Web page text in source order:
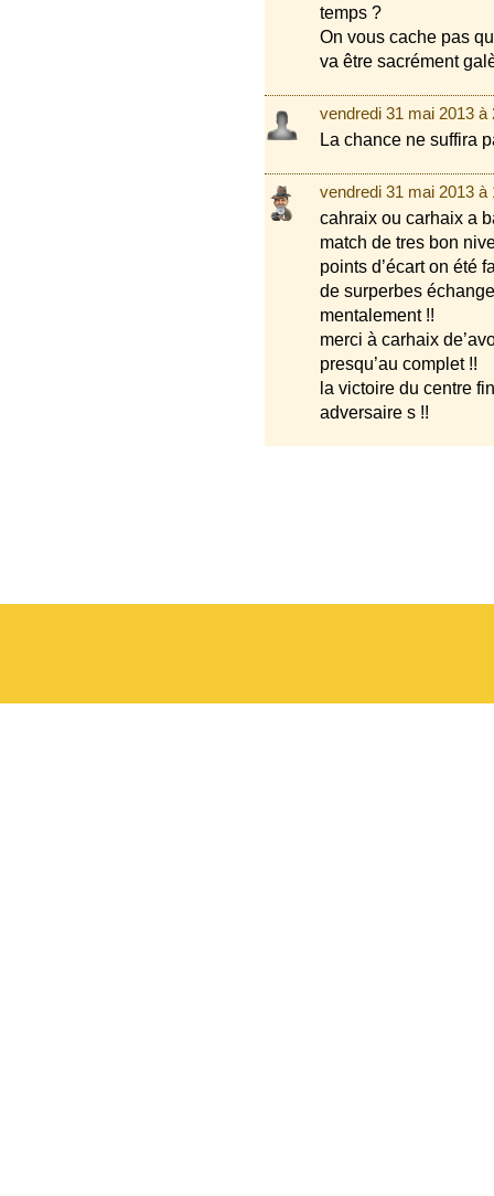
temps ?
On vous cache pas
va être sacrément
vendredi 31 mai 2013
La chance ne suffira
vendredi 31 mai 2013
cahraix ou carhaix a
match de tres bon
points d’écart on été
de surperbes
mentalement !!
merci à carhaix
presqu’au complet !!
la victoire du centre
adversaire s !!